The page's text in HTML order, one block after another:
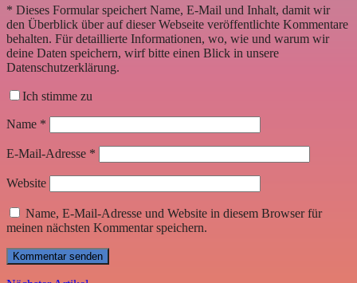
* Dieses Formular speichert Name, E-Mail und Inhalt, damit wir
den Überblick über auf dieser Webseite veröffentlichte Kommentare
behalten. Für detaillierte Informationen, wo, wie und warum wir
deine Daten speichern, wirf bitte einen Blick in unsere
Datenschutzerklärung.
Ich stimme zu
Name *
E-Mail-Adresse *
Website
Name, E-Mail-Adresse und Website in diesem Browser für
meinen nächsten Kommentar speichern.